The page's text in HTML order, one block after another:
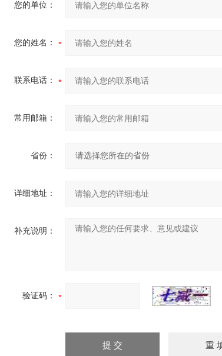
您的单位：
您的姓名：
联系电话：
常用邮箱：
省份：
详细地址：
补充说明：
验证码：